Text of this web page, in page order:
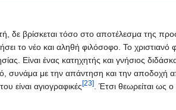
δε βρίσκεται τόσο στο αποτέλεσμα της
το νέο και αληθή φιλόσοφο. Το χριστιανό
Είναι ένας κατηχητής και γνήσιος
συνάμα με την απάντηση και την αποδοχή
είναι αγιογραφικές[23]
. Έτσι θεωρείται ως